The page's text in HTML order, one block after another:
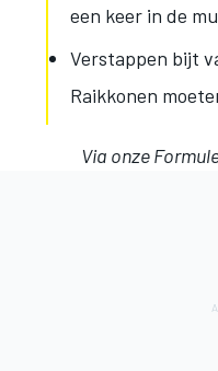
een keer in de
Verstappen bijt
Raikkonen
Via onze